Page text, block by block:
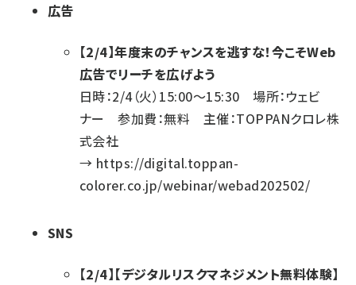
広告
【2/4】年度末のチャンスを逃すな！今こそWeb
広告でリーチを広げよう
日時：2/4（火）15:00～15:30 場所：ウェビ
ナー 参加費：無料 主催：TOPPANクロレ株
式会社
→ https://digital.toppan-
colorer.co.jp/webinar/webad202502/
SNS
【2/4】【デジタルリスクマネジメント無料体験】